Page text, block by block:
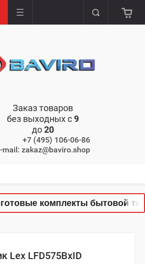
Заказ товаров
без выходных с9
до20
+7 (495) 106-06-86
mail: zakaz@baviro.shop
комплекты бытовой
Lex LFD575BxID